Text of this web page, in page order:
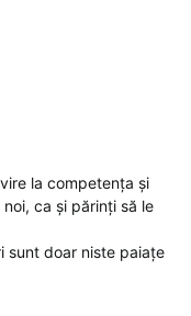
la competența și
ca și părinți să le
sunt doar niste paiațe